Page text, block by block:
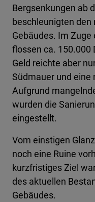
Bergsenkungen ab
beschleunigten
Gebäudes. Im
flossen ca. 150.000
Geld reichte aber
Südmauer und eine
Aufgrund
wurden die
eingestellt.
Vom einstigen
noch eine Ruine
kurzfristiges Ziel
des aktuellen
Gebäudes.